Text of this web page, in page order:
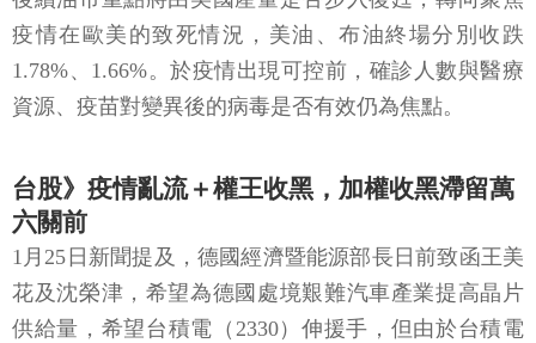
1.78%、1.66%。於疫情出現可控前，確診人數與醫療
資源、疫苗對變異後的病毒是否有效仍為焦點。
1月25日新聞提及，德國經濟暨能源部長日前致函王美
花及沈榮津，希望為德國處境艱難汽車產業提高晶片
供給量，希望台積電（2330）伸援手，但由於台積電
上週受外資賣壓影響，1月25日開低收跌2.47%、失守5